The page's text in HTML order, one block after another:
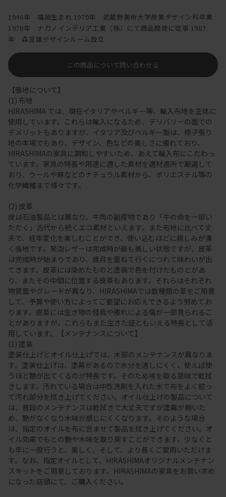
この商品について問い合わせる
1946年 福岡生まれ 1970年 武蔵野美術大学産業デザイン科卒業
1970年 ナガノインテリア工業（株）にて商品開発に従事 1987
年 森宣雄デザインルーム設立
【張地について】
(1) 布地
HIRASHIMA では、現在イタリアやベルギー等、輸入布地を主体に
使用しています。これらは輸入になるため、デリバリーの面での
デメリットもありますが、イタリア及びベルギー製は、椅子張り
地の本場でもあり、デザイン、色などの美しさに優れており、
HIRASHIMAの家具に調和しやすいため、あえて輸入布にこだわっ
ています。家具の特長や用途に適した素材を適材適所で厳選して
おり、ウールや麻などのナチュラル素材から、ポリエステル等の
化学繊維まで様々です。
(2) 皮革
皮は石油製品とは異なり、牛肉の副産物であり「牛の命を一部い
ただく」古代から続くエコ素材といえます。また布地に比べて丈
夫で、経年変化を楽しむことができ、使い込むほどに親しみが湧
く張地です。発泡レザーは完成時が最も美しい状態ですが、皮革
は完成時が始まりであり、歳月を重ねて行くにつれて味わいが出
てきます。皮革には染めたものと塗装で色を付けたものとがあ
り、またその中間に位置する皮革もあります。それらはそれぞれ
物質面やグレードが異なり、HIRASHIMAでは数種類の革をご用意
して、予算や使い方によってご要望にお応えできるよう努めてお
ります。皮革には生き物の怪我や擦れによる傷が一部見られるこ
とがありますが、これらもまた生きた証ともいえる特長として活
用しています。【メンテナンスについて】
(1) 塗装
塗装仕上げとオイル仕上げでは、木部のメンテナンスが異なりま
す。塗装仕上げは、塗幕があるので水分を透しにくく、使えば使
うほど艶が出てくるのが特長です。そのため埃を取る意味で乾拭
きします。汚れている場合は中性洗剤を入れた水で布をよく絞っ
て汚れ部分を拭き上げてください。オイル仕上げの製品について
は、普段のメンテナンスは乾拭きで大丈夫ですが塗幕が無いた
め、艶がなくなり木味が感じにくくなります。そのような場合
は、指定のオイルを布に含ませて製品を拭き上げてください。オ
イル効果でもとの艶や木味を取り戻すことができます。少なくと
も年に一度行うと、美しく、そして、より長くご愛用いただけま
す。なお、指定オイルとして、HIRASHIMAオリジナルメンテナン
スキットをご用意しております。HIRASHIMAの家具をお買い求め
になった店頭にて、ご購入ください。